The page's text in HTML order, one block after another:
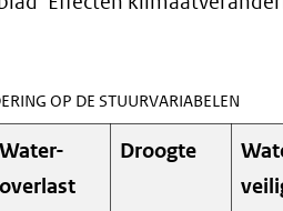
OP DE STUURVARIABELEN
Water-
overlast
Droogte